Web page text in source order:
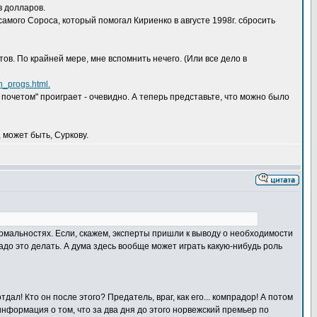
долларов.
Сороса, который помогал Кириенко в августе 1998г. сбросить
По крайней мере, мне вспомнить нечего. (Или все дело в
проиграет - очевидно. А теперь представьте, что можно было
быть, Суркову.
Если, скажем, эксперты пришли к выводу о необходимости
это делать. А дума здесь вообще может играть какую-нибудь роль
Кто он после этого? Предатель, враг, как его... компрадор! А потом
о том, что за два дня до этого норвежский премьер по